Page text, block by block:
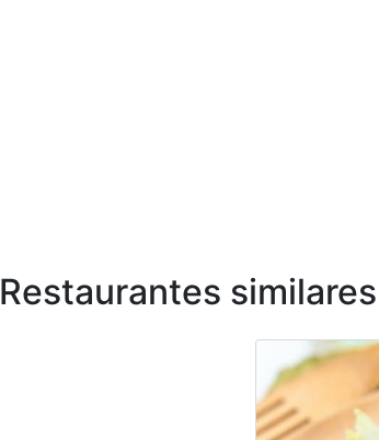
Restaurantes similares